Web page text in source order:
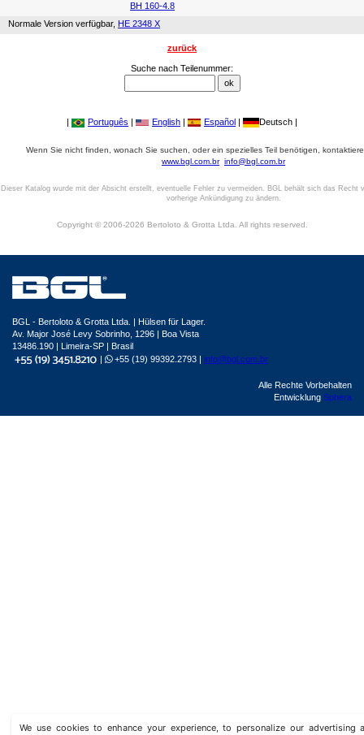
BH 160-4.8
Normale Version verfügbar, HE 2348 X
zurück
Suche nach Teilenummer:
| Português | English | Español | Deutsch |
Wenn Sie nicht finden, wonach Sie suchen, oder ein spezielles Teil benötigen,
www.bgl.com.br info@bgl.com.br
Dieser Katalog wurde mit der Absicht erstellt, eventuelle Fehler zu vermeiden. BGL behält sich das Recht
vorherige Ankündigung zu ändern.
Copyright © 2006-2026 Bertoloto & Grotta Ltda. All rights reserved.
We use cookies to enhance your experience, to personalize our advertising
BGL - Bertoloto & Grotta Ltda. | Hülsen für Lager.
Av. Major José Levy Sobrinho, 1296 | Boa Vista
13486.190 | Limeira-SP | Brasil
|
+55 (19) 99392.2793 | info@bgl.com.br
Alle Rechte Vorbehalten
Entwicklung Sphera